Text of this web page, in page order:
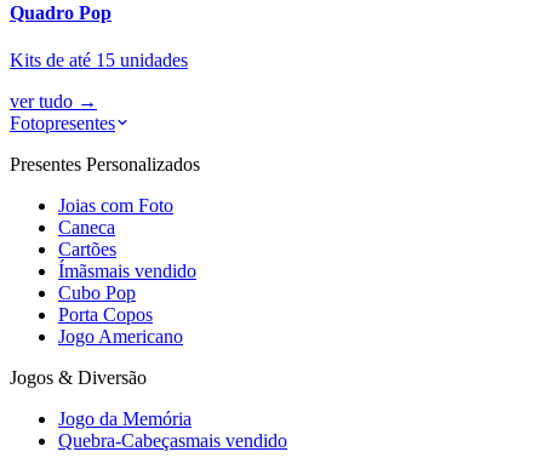
Quadro Pop
Kits de até 15 unidades
ver tudo →
Fotopresentes
Presentes Personalizados
Joias com Foto
Caneca
Cartões
Ímãsmais vendido
Cubo Pop
Porta Copos
Jogo Americano
Jogos & Diversão
Jogo da Memória
Quebra-Cabeçasmais vendido